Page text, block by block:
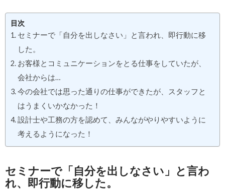
目次
セミナーで「自分を出しなさい」と言われ、即行動に移
した。
お客様とコミュニケーションをとる仕事をしていたが、
会社からは…
今の会社では思った通りの仕事ができたが、スタッフと
はうまくいかなかった！
設計士や工務の方を認めて、みんながやりやすいように
考えるようになった！
セミナーで「自分を出しなさい」と言わ
れ、即行動に移した。